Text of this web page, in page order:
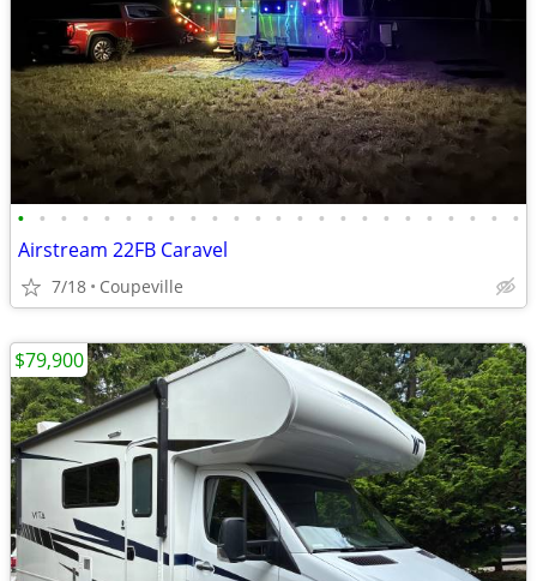
• • • • • • • • • • • • • • • • • • • • • • • •
Airstream 22FB Caravel
7/18 Coupeville
$79,900